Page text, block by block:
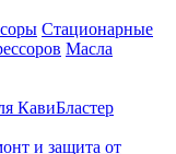
Стационарные
Масла
КавиБластер
и защита от